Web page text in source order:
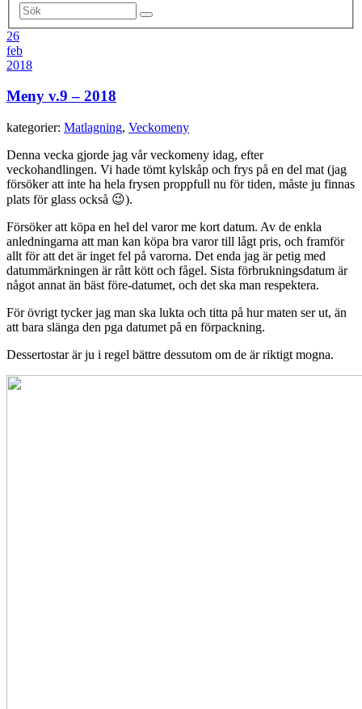
26
feb
2018
Meny v.9 – 2018
kategorier: Matlagning, Veckomeny
Denna vecka gjorde jag vår veckomeny idag, efter
veckohandlingen. Vi hade tömt kylskåp och frys på en del mat (jag
försöker att inte ha hela frysen proppfull nu för tiden, måste ju finnas
plats för glass också 😉).
Försöker att köpa en hel del varor me kort datum. Av de enkla
anledningarna att man kan köpa bra varor till lågt pris, och framför
allt för att det är inget fel på varorna. Det enda jag är petig med
datummärkningen är rått kött och fågel. Sista förbrukningsdatum är
något annat än bäst före-datumet, och det ska man respektera.
För övrigt tycker jag man ska lukta och titta på hur maten ser ut, än
att bara slänga den pga datumet på en förpackning.
Dessertostar är ju i regel bättre dessutom om de är riktigt mogna.